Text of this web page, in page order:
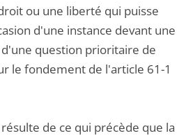
ou une liberté qui puisse
d'une instance devant une
question prioritaire de
le fondement de l'article 61-1
de ce qui précède que la